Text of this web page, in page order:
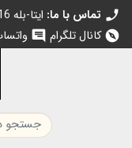
تماس با ما:02144438097 -- 09197306916 ایتا-بله
کانال تلگرام chatواتساپ